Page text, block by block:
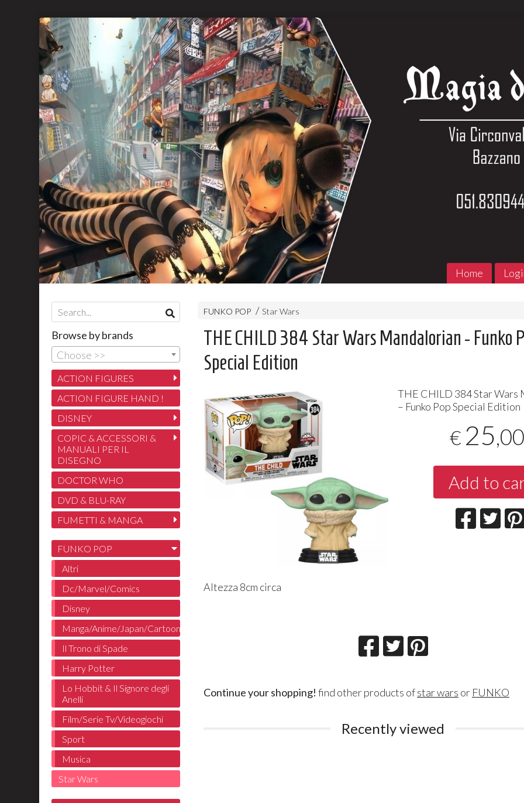
Home
FUNKO POP Star Wars
THE CHILD 384 Star Wars Mandalorian - Funko
Special Edition
THE CHILD 384 Star Wars
– Funko Pop Special Edition
€ 25,00
Add to
Altezza 8cm circa
Continue your shopping! find other products ofstar wars or FUNKO
Recently viewed
Browse by brands
Choose >>
ACTION FIGURES
ACTION FIGURE HAND !
DISNEY
COPIC & ACCESSORI &
MANUALI PER IL
DISEGNO
DOCTOR WHO
DVD & BLU-RAY
FUMETTI & MANGA
FUNKO POP
Altri
Dc/Marvel/Comics
Disney
Manga/Anime/Japan/Cartoon
Il Trono di Spade
Harry Potter
Lo Hobbit & Il Signore degli
Anelli
Film/Serie Tv/Videogiochi
Sport
Musica
Star Wars
THE
€
180,00
€ 200